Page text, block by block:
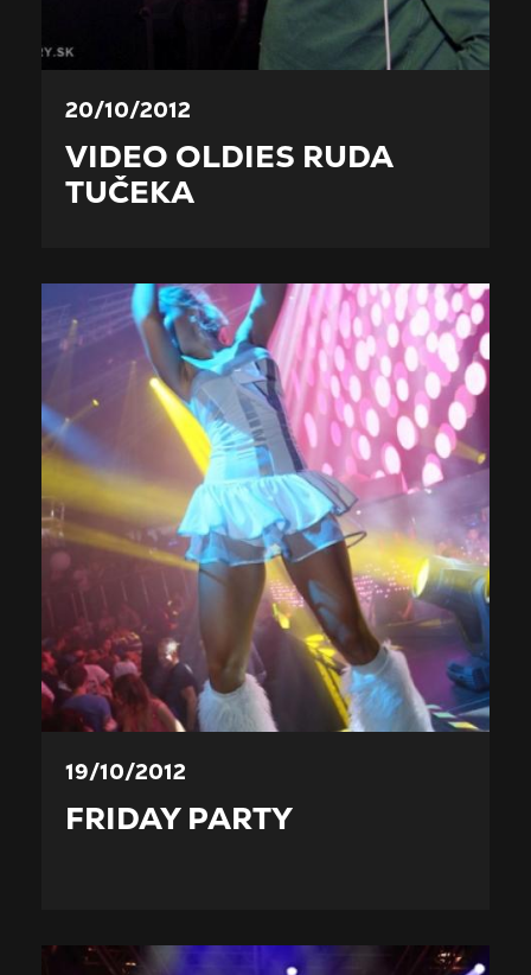
20/10/2012
VIDEO OLDIES RUDA
TUČEKA
19/10/2012
FRIDAY PARTY